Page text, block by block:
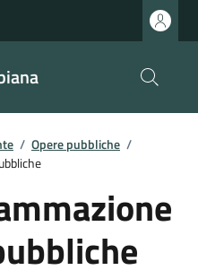
/ Opere pubbliche /